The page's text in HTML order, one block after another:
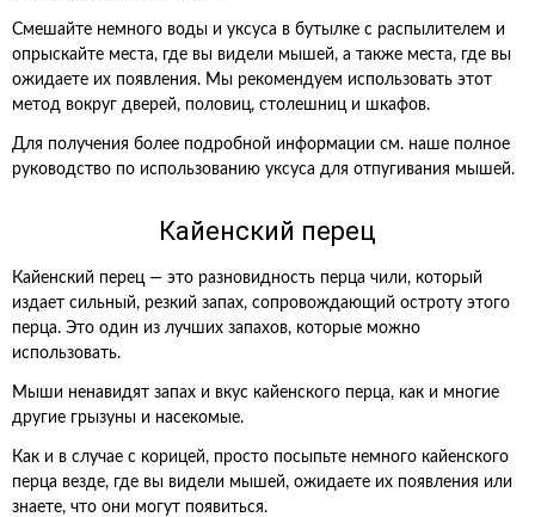
Смешайте немного воды и уксуса в бутылке с распылителем и
опрыскайте места, где вы видели мышей, а также места, где вы
ожидаете их появления. Мы рекомендуем использовать этот
метод вокруг дверей, половиц, столешниц и шкафов.
Для получения более подробной информации см. наше полное
руководство по использованию уксуса для отпугивания мышей.
Кайенский перец
Кайенский перец — это разновидность перца чили, который
издает сильный, резкий запах, сопровождающий остроту этого
перца. Это один из лучших запахов, которые можно
использовать.
Мыши ненавидят запах и вкус кайенского перца, как и многие
другие грызуны и насекомые.
Как и в случае с корицей, просто посыпьте немного кайенского
перца везде, где вы видели мышей, ожидаете их появления или
знаете, что они могут появиться.